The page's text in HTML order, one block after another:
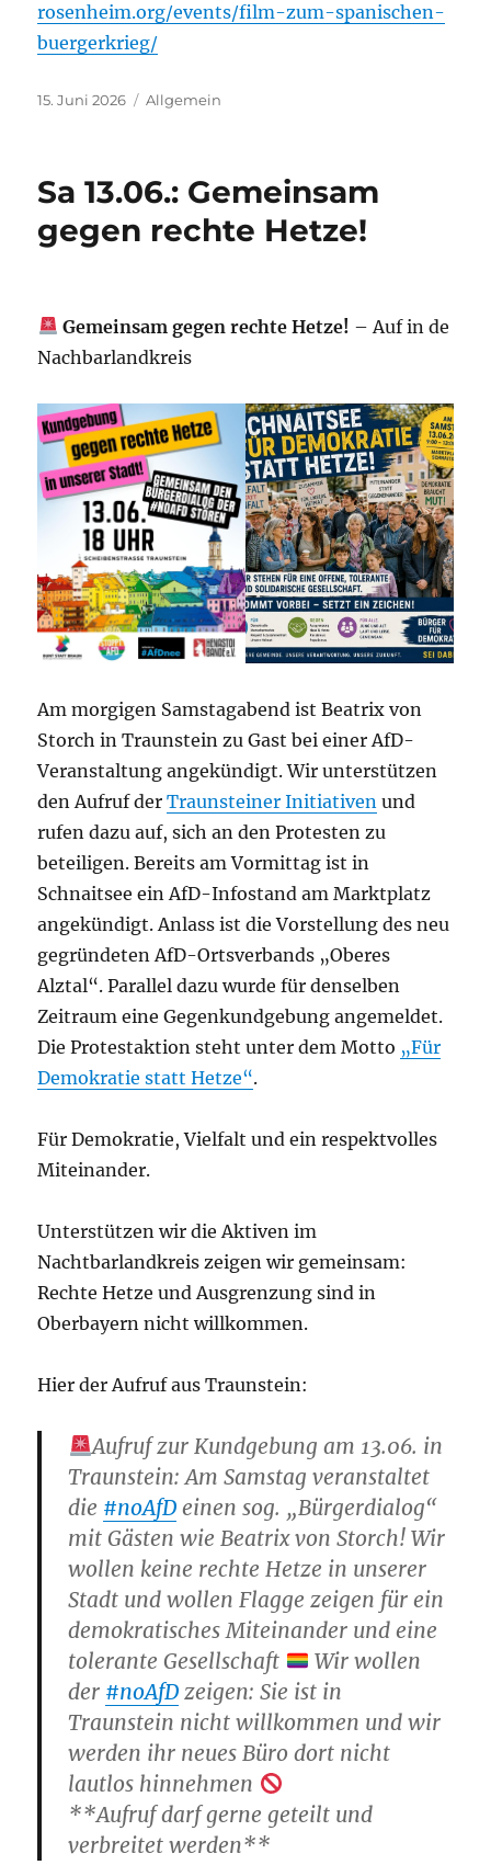
rosenheim.org/events/film-zum-spanischen-
buergerkrieg/
Veröffentlicht
15. Juni 2026 Kategorien
Allgemein
Sa 13.06.: Gemeinsam
gegen rechte Hetze!
Gemeinsam gegen rechte Hetze! – Auf in de
Nachbarlandkreis
Am morgigen Samstagabend ist Beatrix von
Storch in Traunstein zu Gast bei einer AfD-
Veranstaltung angekündigt. Wir unterstützen
den Aufruf derTraunsteiner Initiativen und
rufen dazu auf, sich an den Protesten zu
beteiligen. Bereits am Vormittag ist in
Schnaitsee ein AfD-Infostand am Marktplatz
angekündigt. Anlass ist die Vorstellung des neu
gegründeten AfD-Ortsverbands „Oberes
Alztal“. Parallel dazu wurde für denselben
Zeitraum eine Gegenkundgebung angemeldet.
Die Protestaktion steht unter dem Motto „Für
Demokratie statt Hetze“.
Für Demokratie, Vielfalt und ein respektvolles
Miteinander.
Unterstützen wir die Aktiven im
Nachtbarlandkreis zeigen wir gemeinsam:
Rechte Hetze und Ausgrenzung sind in
Oberbayern nicht willkommen.
Hier der Aufruf aus Traunstein:
Aufruf zur Kundgebung am 13.06. in
Traunstein: Am Samstag veranstaltet
die #noAfD einen sog. „Bürgerdialog“
mit Gästen wie Beatrix von Storch! Wir
wollen keine rechte Hetze in unserer
Stadt und wollen Flagge zeigen für ein
demokratisches Miteinander und eine
tolerante Gesellschaft
Wir wollen
der #noAfD zeigen: Sie ist in
Traunstein nicht willkommen und wir
werden ihr neues Büro dort nicht
lautlos hinnehmen
**Aufruf darf gerne geteilt und
verbreitet werden**